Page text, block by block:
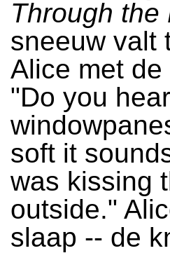
Through the
sneeuw valt
Alice met
"Do you
soft it
was kissing
outside."
slaap -- de